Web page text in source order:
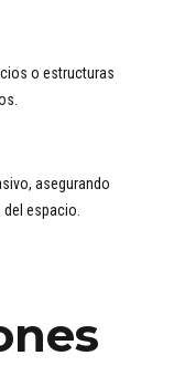
o estructuras
asegurando
espacio.